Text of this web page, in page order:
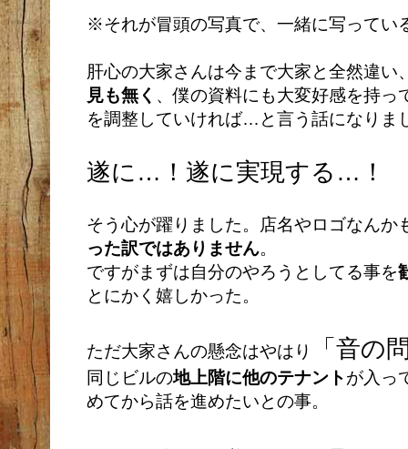
※それが冒頭の写真で、一緒に写ってい
肝心の大家さんは今まで大家と全然違い
見も無く 、僕の資料にも大変好感を持っ
を調整していければ…と言う話になりま
遂に…！遂に実現する…！
そう心が躍りました。店名やロゴなんか
った訳ではありません。
ですがまずは自分のやろうとしてる事を
とにかく嬉しかった。
ただ大家さんの懸念はやはり 「音の
同じビルの地上階に他のテナントが入っ
めてから話を進めたいとの事。